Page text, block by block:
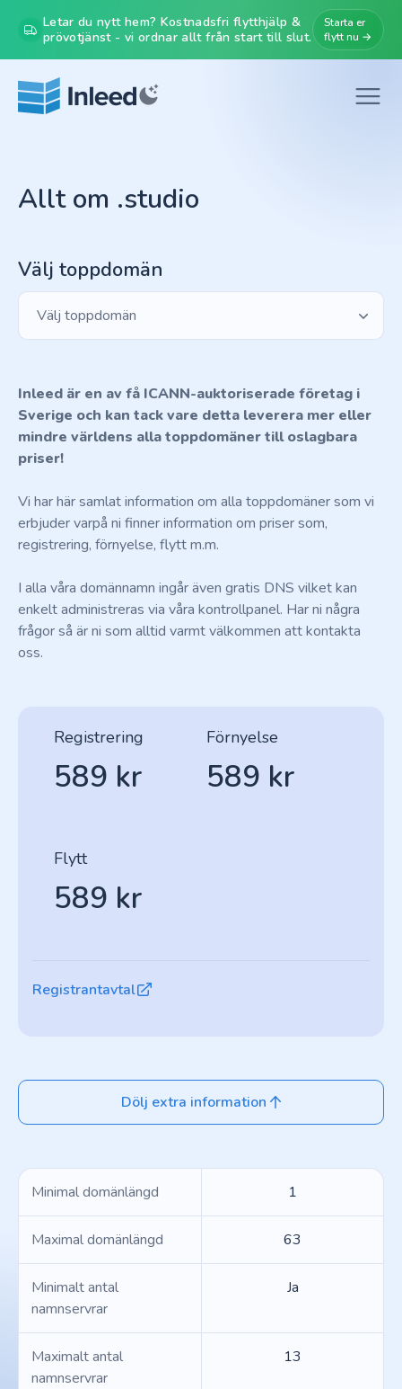
Letar du nytt hem? Kostnadsfri flytthjälp &
prövotjänst - vi ordnar allt från start till slut.
Starta er
flytt nu →
Allt om .studio
Välj toppdomän
Välj toppdomän
Inleed är en av få ICANN-auktoriserade företag i
Sverige och kan tack vare detta leverera mer eller
mindre världens alla toppdomäner till oslagbara
priser!
Vi har här samlat information om alla toppdomäner som vi
erbjuder varpå ni finner information om priser som,
registrering, förnyelse, flytt m.m.
I alla våra domännamn ingår även gratis DNS vilket kan
enkelt administreras via våra kontrollpanel. Har ni några
frågor så är ni som alltid varmt välkommen att kontakta
oss.
Registrering
589 kr
Förnyelse
589 kr
Flytt
589 kr
Registrantavtal
Dölj extra information
Minimal domänlängd 1
Maximal domänlängd 63
Minimalt antal
namnservrar
Ja
Maximalt antal
namnservrar
13